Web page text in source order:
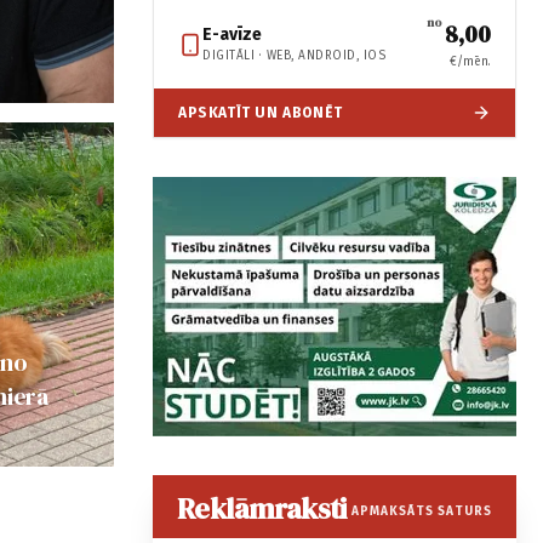
E-avīze
DIGITĀLI · WEB, ANDROID, IOS
no 8,00
€/mēn.
APSKATĪT UN ABONĒT
Reklāmraksti APMAKSĀTS SATURS